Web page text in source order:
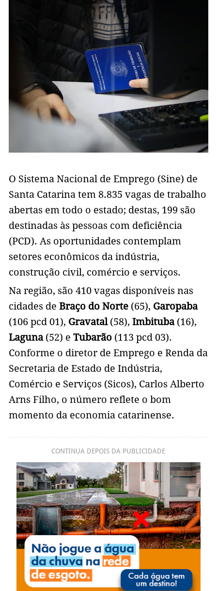
O Sistema Nacional de Emprego (Sine) de
Santa Catarina tem 8.835 vagas de trabalho
abertas em todo o estado; destas, 199 são
destinadas às pessoas com deficiência
(PCD). As oportunidades contemplam
setores econômicos da indústria,
construção civil, comércio e serviços.
Na região, são 410 vagas disponíveis nas
cidades de Braço do Norte(65), Garopaba
(106 pcd 01), Gravatal(58), Imbituba(16),
Laguna(52) e Tubarão(113 pcd 03).
Conforme o diretor de Emprego e Renda da
Secretaria de Estado de Indústria,
Comércio e Serviços (Sicos), Carlos Alberto
Arns Filho, o número reflete o bom
momento da economia catarinense.
CONTINUA DEPOIS DA PUBLICIDADE